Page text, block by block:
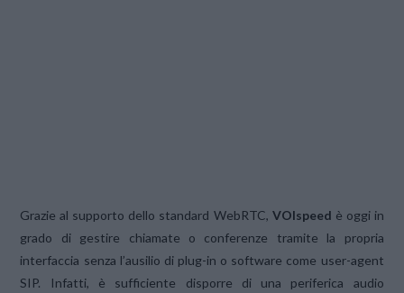
Grazie al supporto dello standard WebRTC, VOIspeed è oggi in
grado di gestire chiamate o conferenze tramite la propria
interfaccia senza l’ausilio di plug-in o software come user-agent
SIP. Infatti, è sufficiente disporre di una periferica audio